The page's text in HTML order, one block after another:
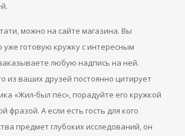
можно на сайте магазина. Вы
уже готовую кружку с интересным
любую надпись на ней.
из ваших друзей постоянно цитирует
«Жил-был пёс», порадуйте его кружкой
фразой. А если есть гость для кого
предмет глубоких исследований, он